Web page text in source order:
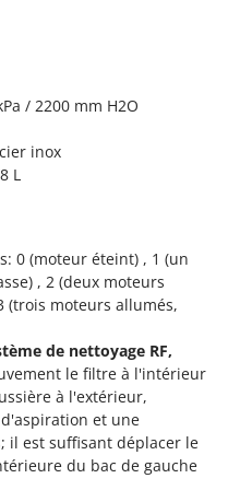
terre pour tracteur
/ 2200 mm H2O
inox
L
0 (moteur éteint) , 1 (un
, 2 (deux moteurs
(trois moteurs allumés,
de nettoyage RF,
le filtre à l'intérieur
à l'extérieur,
et une
il est suffisant déplacer le
du bac de gauche